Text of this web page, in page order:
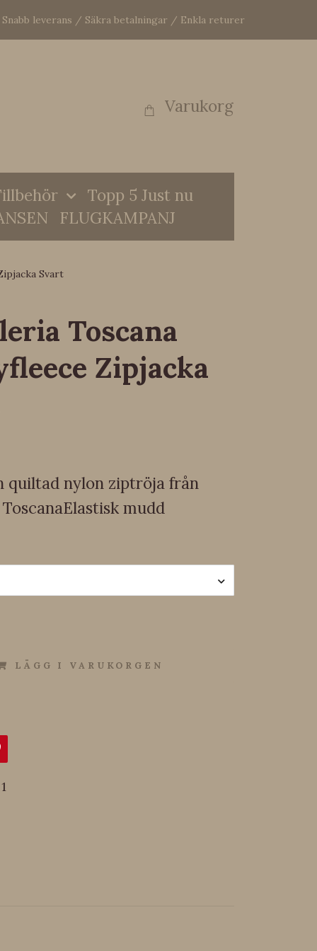
Snabb leverans / Säkra betalningar / Enkla returer
Varukorg
Topp 5 Just nu
FLUGKAMPANJ
Svart
Toscana
Zipjacka
quiltad nylon ziptröja från
mudd
LÄGG I VARUKORGEN
1